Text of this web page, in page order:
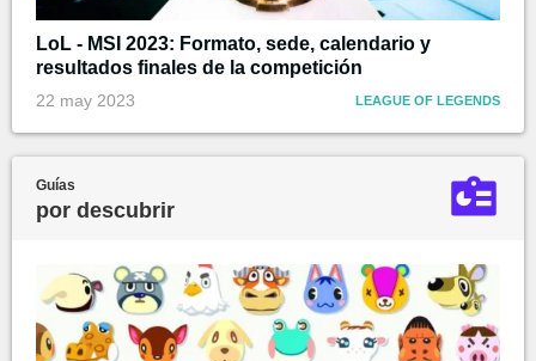
LoL - MSI 2023: Formato, sede, calendario y
resultados finales de la competición
22 may 2023 LEAGUE OF LEGENDS
Guías
por descubrir